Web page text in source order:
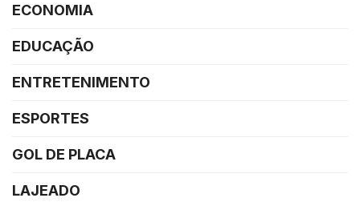
ECONOMIA
EDUCAÇÃO
ENTRETENIMENTO
ESPORTES
GOL DE PLACA
LAJEADO